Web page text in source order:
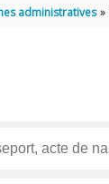
administratives